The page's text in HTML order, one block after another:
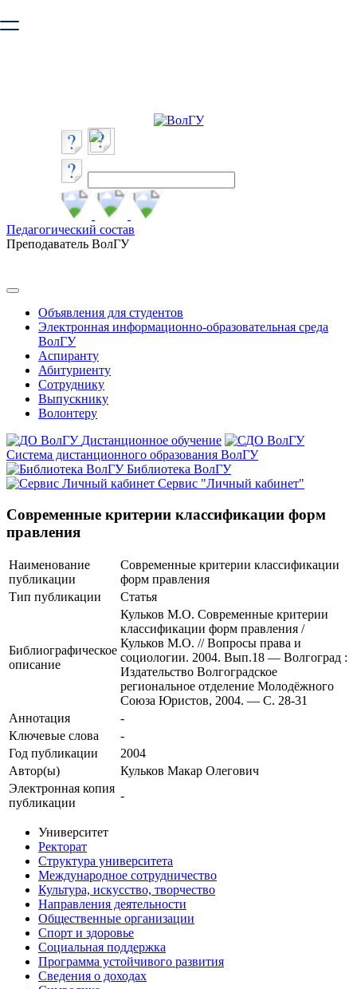
безопасную работу с сайтом. Пожалуйста
Педагогический состав
Преподаватель ВолГУ
Объявления для студентов
Электронная информационно-образовательная среда
ВолГУ
Аспиранту
Абитуриенту
Сотруднику
Выпускнику
Волонтеру
Дистанционное обучение
Система дистанционного образования ВолГУ
Библиотека ВолГУ
Сервис "Личный кабинет"
Современные критерии классификации форм
правления
Наименование
публикации
Современные критерии классификации
форм правления
Тип публикации
Статья
Библиографическое
описание
Кульков М.О. Современные критерии
классификации форм правления /
Кульков М.О. // Вопросы права и
социологии. 2004. Вып.18 — Волгоград :
Издательство Волгоградское
региональное отделение Молодёжного
Союза Юристов, 2004. — С. 28-31
Аннотация
-
Ключевые cлова
-
Год публикации
2004
Автор(ы)
Кульков Макар Олегович
Электронная копия
публикации
-
Университет
Ректорат
Структура университета
Международное сотрудничество
Культура, искусство, творчество
Направления деятельности
Общественные организации
Спорт и здоровье
Социальная поддержка
Программа устойчивого развития
Сведения о доходах